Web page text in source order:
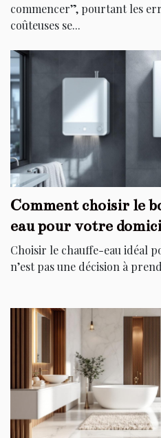
commencer”, pourtant les
coûteuses se...
Comment choisir le
eau pour votre
Choisir le chauffe-eau idéal
n’est pas une décision à